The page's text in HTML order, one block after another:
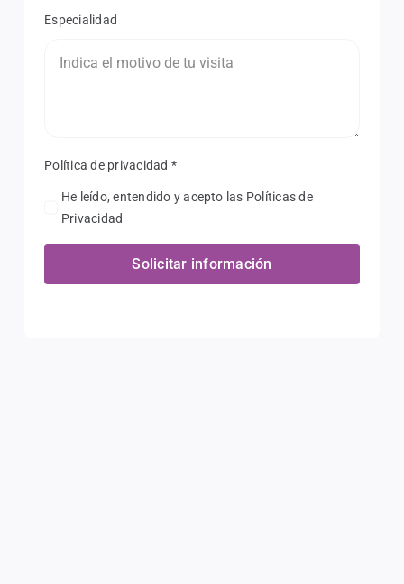
Especialidad
Política de privacidad *
He leído, entendido y acepto las Políticas de
Privacidad
Solicitar información